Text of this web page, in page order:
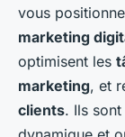
vous
marketing
optimisent les
marketing, et
clients. Ils sont